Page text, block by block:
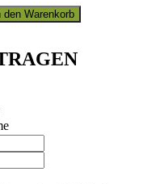
den Warenkorb